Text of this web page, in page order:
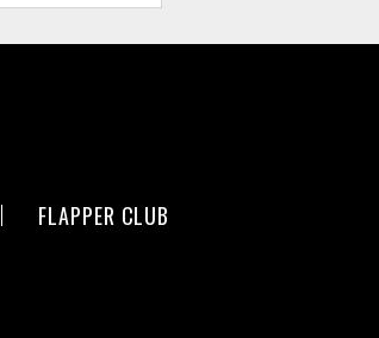
FLAPPER CLUB